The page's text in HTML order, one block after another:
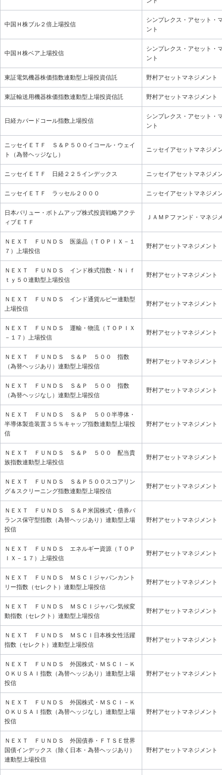
中国Ｈ株ブル２倍上場投信
シンプレクス・アセット・
ント
中国Ｈ株ベア上場投信
シンプレクス・アセット・
ント
東証電気機器株価指数連動型上場投資信託 野村アセットマネジメント
東証輸送用機器株価指数連動型上場投資信託 野村アセットマネジメント
日経カバードコール指数上場投信
シンプレクス・アセット・
ント
ニッセイＥＴＦ Ｓ＆Ｐ５００イコール・ウェイ
ト（為替ヘッジなし）
ニッセイアセットマネジメ
ニッセイＥＴＦ 日経２２５インデックス ニッセイアセットマネジメ
ニッセイＥＴＦ ラッセル２０００ ニッセイアセットマネジメ
日本バリュー・ボトムアップ株式投資戦略アクテ
ィブＥＴＦ
ＪＡＭＰファンド・マネジ
ＮＥＸＴ ＦＵＮＤＳ 医薬品（ＴＯＰＩＸ－１
７）上場投信
野村アセットマネジメント
ＮＥＸＴ ＦＵＮＤＳ インド株式指数・Ｎｉｆ
ｔｙ５０連動型上場投信
野村アセットマネジメント
ＮＥＸＴ ＦＵＮＤＳ インド通貨ルピー連動型
上場投信
野村アセットマネジメント
ＮＥＸＴ ＦＵＮＤＳ 運輸・物流（ＴＯＰＩＸ
－１７）上場投信
野村アセットマネジメント
ＮＥＸＴ ＦＵＮＤＳ Ｓ＆Ｐ ５００ 指数
（為替ヘッジあり）連動型上場投信
野村アセットマネジメント
ＮＥＸＴ ＦＵＮＤＳ Ｓ＆Ｐ ５００ 指数
（為替ヘッジなし）連動型上場投信
野村アセットマネジメント
ＮＥＸＴ ＦＵＮＤＳ Ｓ＆Ｐ ５００半導体・
半導体製造装置３５％キャップ指数連動型上場投
信
野村アセットマネジメント
ＮＥＸＴ ＦＵＮＤＳ Ｓ＆Ｐ ５００ 配当貴
族指数連動型上場投信
野村アセットマネジメント
ＮＥＸＴ ＦＵＮＤＳ Ｓ＆Ｐ５００スコアリン
グ＆スクリーニング指数連動型上場投信
野村アセットマネジメント
ＮＥＸＴ ＦＵＮＤＳ Ｓ＆Ｐ米国株式・債券バ
ランス保守型指数（為替ヘッジあり）連動型上場
投信
野村アセットマネジメント
ＮＥＸＴ ＦＵＮＤＳ エネルギー資源（ＴＯＰ
ＩＸ－１７）上場投信
野村アセットマネジメント
ＮＥＸＴ ＦＵＮＤＳ ＭＳＣＩジャパンカント
リー指数（セレクト）連動型上場投信
野村アセットマネジメント
ＮＥＸＴ ＦＵＮＤＳ ＭＳＣＩジャパン気候変
動指数（セレクト）連動型上場投信
野村アセットマネジメント
ＮＥＸＴ ＦＵＮＤＳ ＭＳＣＩ日本株女性活躍
指数（セレクト）連動型上場投信
野村アセットマネジメント
ＮＥＸＴ ＦＵＮＤＳ 外国株式・ＭＳＣＩ－Ｋ
ＯＫＵＳＡＩ指数（為替ヘッジあり）連動型上場
投信
野村アセットマネジメント
ＮＥＸＴ ＦＵＮＤＳ 外国株式・ＭＳＣＩ－Ｋ
ＯＫＵＳＡＩ指数（為替ヘッジなし）連動型上場
投信
野村アセットマネジメント
ＮＥＸＴ ＦＵＮＤＳ 外国債券・ＦＴＳＥ世界
国債インデックス（除く日本・為替ヘッジあり）
連動型上場投信
野村アセットマネジメント